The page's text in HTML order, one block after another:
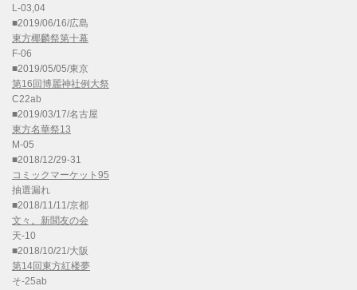
L-03,04
■2019/06/16/広島
東方椰麟祭第十幕
F-06
■2019/05/05/東京
第16回博麗神社例大祭
C22ab
■2019/03/17/名古屋
東方名華祭13
M-05
■2018/12/29-31
コミックマーケット95
抽選漏れ
■2018/11/11/京都
文々。新聞友の会
天-10
■2018/10/21/大阪
第14回東方紅楼夢
そ-25ab